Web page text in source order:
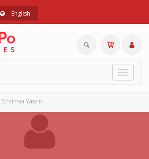
English
Toggle
Shaimaa Yassin